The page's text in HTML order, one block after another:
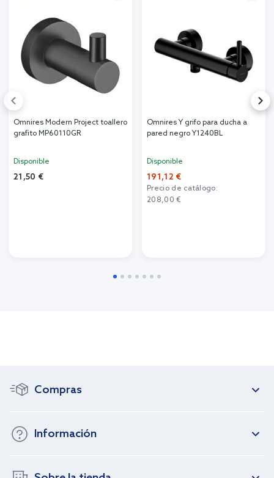
Omnires Modern Project toallero
grafito MP60110GR
Disponible
21,50 €
Omnires Y grifo para ducha a
pared negro Y1240BL
Disponible
191,12 €
Precio de catálogo:
208,00 €
Compras
Información